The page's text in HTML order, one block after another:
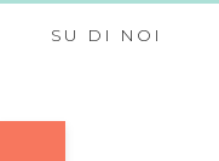
SU DI NOI